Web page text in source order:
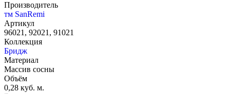
Производитель
тм SanRemi
Артикул
96021, 92021, 91021
Коллекция
Бридж
Материал
Массив сосны
Объём
0,28 куб. м.